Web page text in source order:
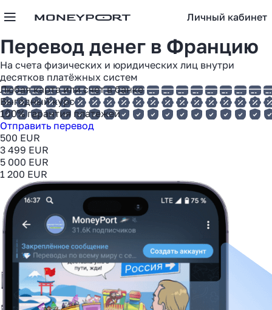
Личный кабинет
Перевод денег в Францию
На счета физических и юридических лиц внутри
десятков платёжных систем
Любая карта или счет в банке
Выгодный курс
100% гарантия платежей
Отправить перевод
500 EUR
3 499 EUR
5 000 EUR
1 200 EUR